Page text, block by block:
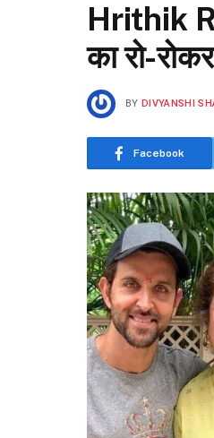
Hrithik
का रो-
BY DIVYANSHI
Facebook